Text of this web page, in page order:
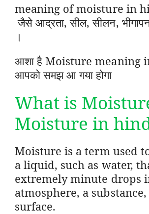
meaning of moisture in
जैसे आद्रता, सील, सीलन,
।
आशा हैMoisture meaning
आपको समझ आ गया होगा
What is
Moisture in
Moisture is a term used
a liquid, such as water,
extremely minute drops
atmosphere, a
surface.